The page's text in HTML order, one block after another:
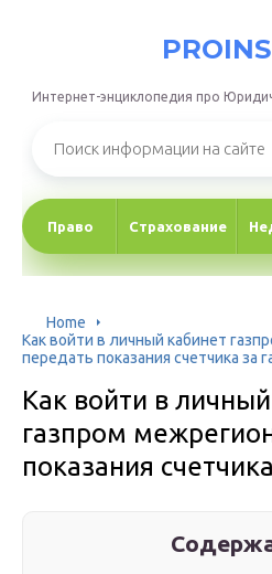
Интернет-энциклопедия про
Право Страхование
Home
Как войти в личный кабинет
передать показания счетчика за
Как войти в
газпром
показания